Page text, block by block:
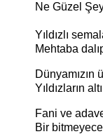
Ne Güzel
Yıldızlı
Mehtaba
Dünyamızın
Yıldızların
Fani ve
Bir